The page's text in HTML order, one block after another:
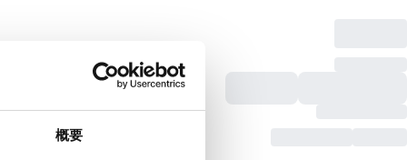
概要